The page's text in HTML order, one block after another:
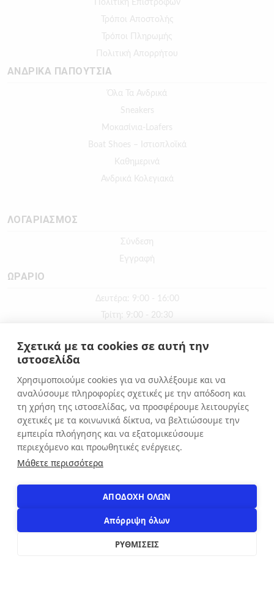
Πολιτική Επιστροφών
Τρόποι Αποστολής
Τρόποι Πληρωμής
Πολιτική Απορρήτου
ΑΝΔΡΙΚΑ ΠΑΠΟΥΤΣΙΑ
Όλα Τα Ανδρικά
Sneakers
Μοκασίνια-Loafers
Boat Shoes – Ιστιοπλοϊκά
Καθημερινά
Ανδρικά Κολεγιακά
ΛΟΓΑΡΙΑΣΜΟΣ
Σύνδεση
Εγγραφή
ΩΡΑΡΙΟ
Δευτέρα: 9:00 - 16:00
Τρίτη: 9:00 - 20:30
Πέμπτη: 9:00 - 20:30
Σάββατο: 9:00 - 16:00
Κυριακή: ΚΛΕΙΣΤΑ
ΕΠΙΚΟΙΝΩΝΙΑ
Σχετικά με τα cookies σε αυτή την
ιστοσελίδα
Χρησιμοποιούμε cookies για να συλλέξουμε και να
αναλύσουμε πληροφορίες σχετικές με την απόδοση και
τη χρήση της ιστοσελίδας, να προσφέρουμε λειτουργίες
σχετικές με τα κοινωνικά δίκτυα, να βελτιώσουμε την
εμπειρία πλοήγησης και να εξατομικεύσουμε
περιεχόμενο και προωθητικές ενέργειες.
Μάθετε περισσότερα
ΑΠΟΔΟΧΗ ΟΛΩΝ
Απόρριψη όλων
ΡΥΘΜΙΣΕΙΣ